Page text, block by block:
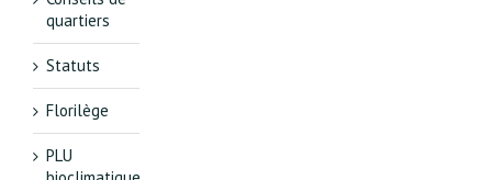
quartiers
Statuts
Florilège
PLU